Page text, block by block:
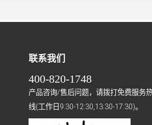
联系我们
400-820-1748
产品咨询/售后问题，请拨打免费服务
线(工作日9:30-12:30,13:30-17:30)。